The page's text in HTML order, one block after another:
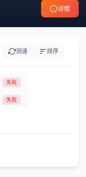
详情
测速 排序
失败
失败